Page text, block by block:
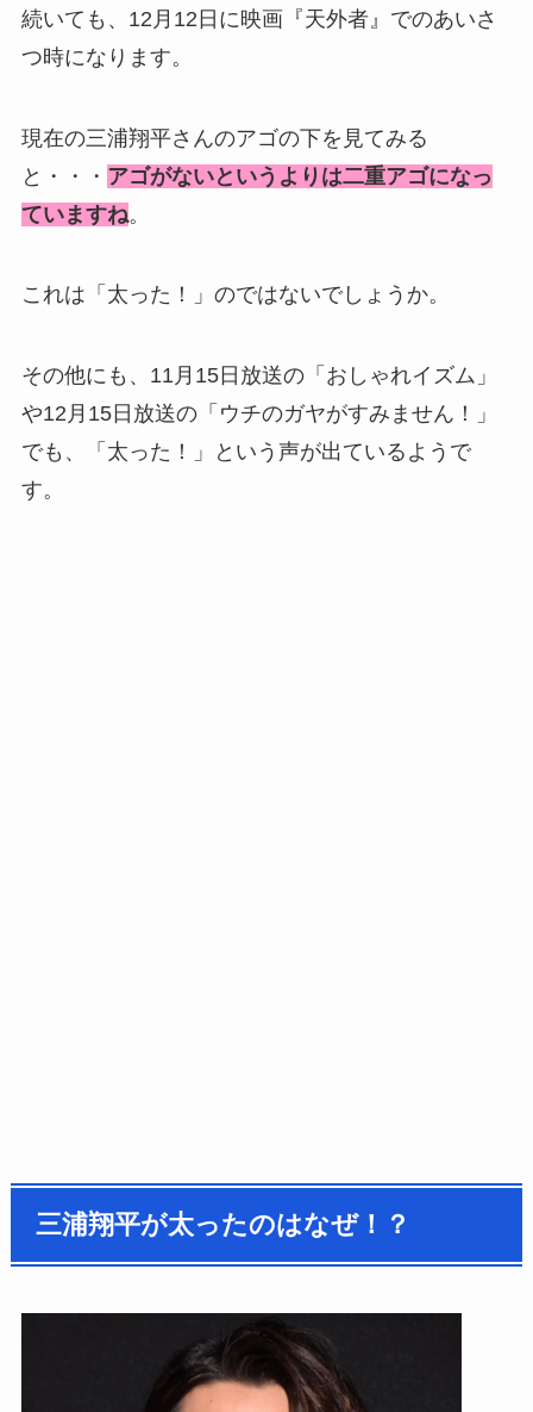
続いても、12月12日に映画『天外者』でのあいさ
つ時になります。
現在の三浦翔平さんのアゴの下を見てみる
と・・・ アゴがないというよりは二重アゴになっ
ていますね。
これは「太った！」のではないでしょうか。
その他にも、11月15日放送の「おしゃれイズム」
や12月15日放送の「ウチのガヤがすみません！」
でも、「太った！」という声が出ているようで
す。
三浦翔平が太ったのはなぜ！？